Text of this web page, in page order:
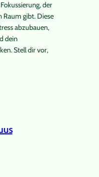
der
gibt. Diese
abzubauen,
dein
Stell dir vor,